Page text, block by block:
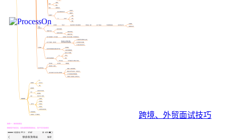
跨境、外贸面试技巧